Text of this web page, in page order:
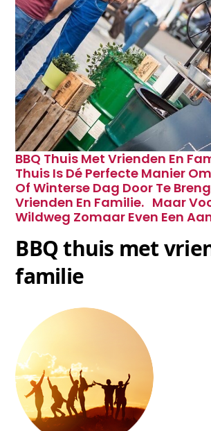
BBQ Thuis Met Vrienden En
Thuis Is Dé Perfecte Manier
Of Winterse Dag Door Te
Vrienden En Familie. Maar
Wildweg Zomaar Even Een
BBQ thuis met
familie